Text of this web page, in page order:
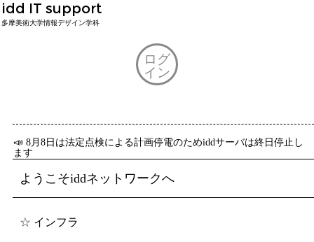
idd IT support
多摩美術大学情報デザイン学科
ログ
イン
📣 8月8日は法定点検による計画停電のためiddサーバは終日停止し
ます
ようこそiddネットワークへ
インフラ